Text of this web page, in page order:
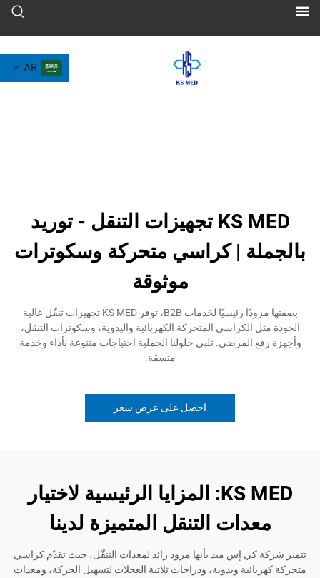
KS MED تجهيزات التنقل - توريد
| كراسي متحركة وسكوترات
بصفتها مزودًا رئيسيًا لخدمات B2B، توفر KS MED تجهيزات تنقّل عالية
الكراسي المتحركة الكهربائية واليدوية، وسكوترات التنقل،
تلبي حلولنا الجملية احتياجات متنوعة بأداء وخدمة
احصل على عرض سعر
KS MED: المزايا الرئيسية لاختيار
التنقل المتميزة لدينا
إس ميد بأنها مزود رائد لمعدات التنقّل، حيث تقدّم كراسي
ويدوية، ودراجات ثلاثية العجلات لتسهيل الحركة، ومعدات